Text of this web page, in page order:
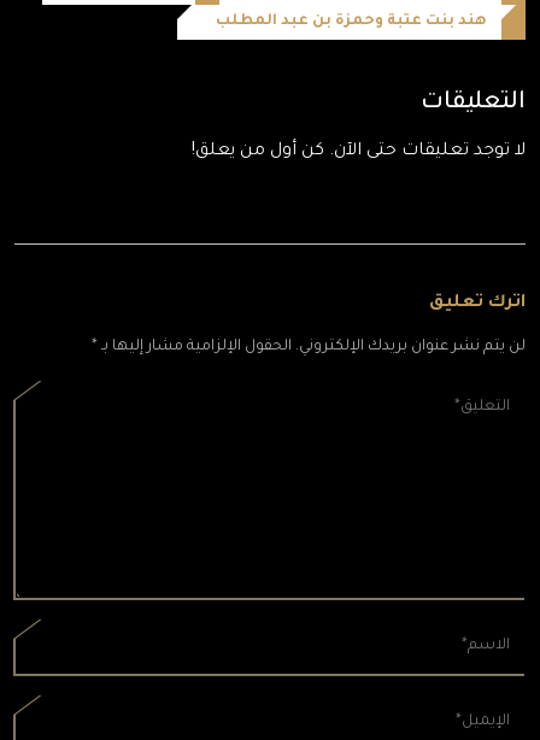
هند بنت عتبة وحمزة بن عبد المطلب
التعليقات
لا توجد تعليقات حتى الآن. كن أول من يعلق!
اترك تعليق
لن يتم نشر عنوان بريدك الإلكتروني. الحقول الإلزامية مشار إليها بـ *